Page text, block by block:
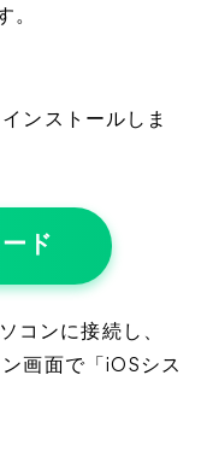
。
インストールしま
ド
コンに接続し、
画面で「iOSシス